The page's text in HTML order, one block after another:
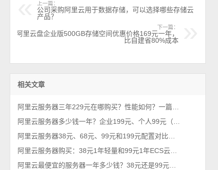
上一篇：
公司采购阿里云用于数据存储，可以选择哪些存储云
产品？
下一篇：
阿里云盘企业版500GB存储空间优惠价格169元一年，
比自建省80%成本
相关文章
阿里云服务器三年229元在哪购买？性能如何？一篇看懂
阿里云服务器多少钱一年？企业199元、个人99元（2026年不买亏系列）
阿里云服务器38元、68元、99元和199元配置对比，优惠价格活动政策解读
阿里云服务器购买：38元1年轻量和99元1年ECS云服务器配置对比及选择攻略
阿里云最便宜的服务器一年多少钱？38元还是99元？性价比之王